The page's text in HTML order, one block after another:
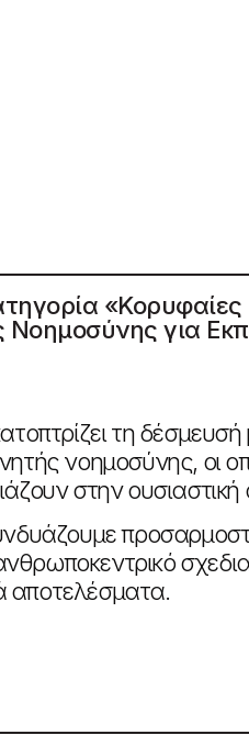
Νοημοσύνης για
τη
νοημοσύνης, οι
στην
αποτελέσματα.